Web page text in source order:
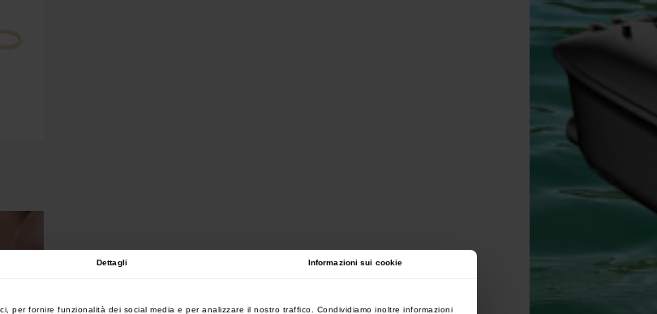
Dettagli Informazioni sui cookie
per fornire funzionalità dei social media e per analizzare il nostro traffico. Condividiamo inoltre informazioni